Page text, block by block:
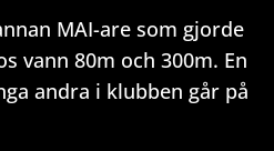
MAI-are som gjorde
vann 80m och 300m. En
andra i klubben går på